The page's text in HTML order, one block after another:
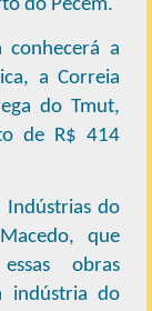
do Pecem.
conhecerá a
a Correia
do Tmut,
de R$ 414
Indústrias do
que
obras
indústria do